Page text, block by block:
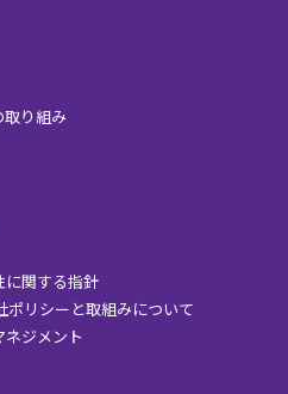
取り組み
に関する指針
ポリシーと取組みについて
ジメント